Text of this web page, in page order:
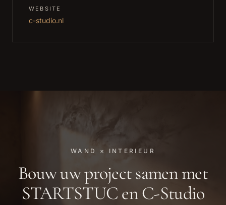
WEBSITE
c-studio.nl
WAND × INTERIEUR
Bouw uw project samen met
STARTSTUC en C-Studio